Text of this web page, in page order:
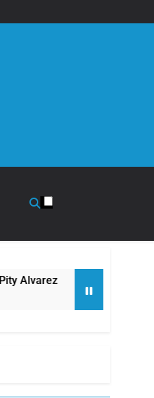
67 barrios full LED en Florencio